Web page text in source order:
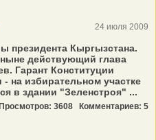
24 июля 2009
президента Кыргызстана.
действующий глава
Гарант Конституции
на избирательном участке
в здании "Зеленстроя" ...
Просмотров: 3608 Комментариев: 5